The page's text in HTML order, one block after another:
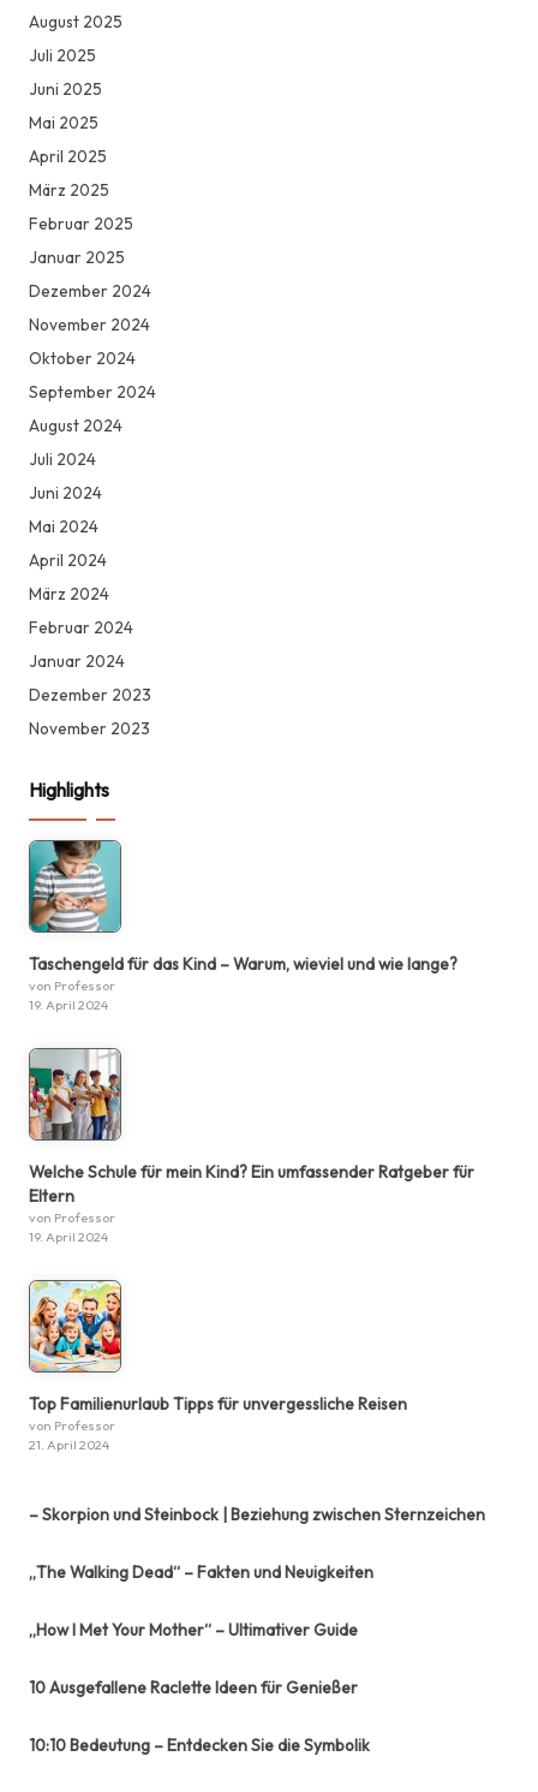
August 2025
Juli 2025
Juni 2025
Mai 2025
April 2025
März 2025
Februar 2025
Januar 2025
Dezember 2024
November 2024
Oktober 2024
September 2024
August 2024
Juli 2024
Juni 2024
Mai 2024
April 2024
März 2024
Februar 2024
Januar 2024
Dezember 2023
November 2023
Highlights
Taschengeld für das Kind – Warum, wieviel und wie lange?
von Professor
19. April 2024
Welche Schule für mein Kind? Ein umfassender Ratgeber für
Eltern
von Professor
19. April 2024
Top Familienurlaub Tipps für unvergessliche Reisen
von Professor
21. April 2024
– Skorpion und Steinbock | Beziehung zwischen Sternzeichen
„The Walking Dead“ – Fakten und Neuigkeiten
„How I Met Your Mother“ – Ultimativer Guide
10 Ausgefallene Raclette Ideen für Genießer
10:10 Bedeutung – Entdecken Sie die Symbolik